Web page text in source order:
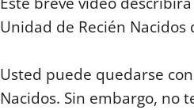
c
o
n
o
2
Unidad de Recién Nacidos
Usted puede quedarse
Nacidos. Sin embargo, no